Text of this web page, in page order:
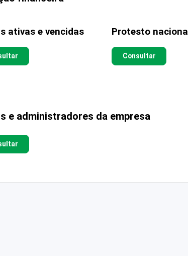
ativas e vencidas Protesto nacional
Consultar
e administradores da empresa